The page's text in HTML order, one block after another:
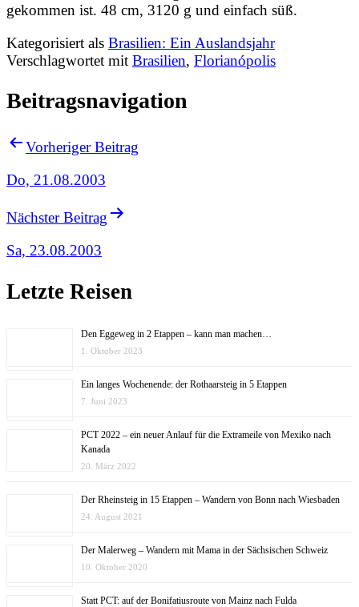
gekommen ist. 48 cm, 3120 g und einfach süß.
Kategorisiert als Brasilien: Ein Auslandsjahr
Verschlagwortet mit Brasilien, Florianópolis
Beitragsnavigation
Vorheriger Beitrag
Do, 21.08.2003
Nächster Beitrag
Sa, 23.08.2003
Letzte Reisen
Den Eggeweg in 2 Etappen – kann man machen…
1. Oktober 2023
Ein langes Wochenende: der Rothaarsteig in 5 Etappen
7. Juni 2023
PCT 2022 – ein neuer Anlauf für die Extrameile von Mexiko nach
Kanada
20. März 2022
Der Rheinsteig in 15 Etappen – Wandern von Bonn nach Wiesbaden
24. August 2021
Der Malerweg – Wandern mit Mama in der Sächsischen Schweiz
10. Oktober 2020
Statt PCT: auf der Bonifatiusroute von Mainz nach Fulda